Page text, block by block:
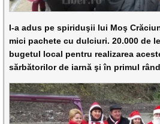
I-a adus pe spiriduşii lui Moş
mici pachete cu dulciuri. 20.000 de
bugetul local pentru realizarea
sărbătorilor de iarnă şi în primul